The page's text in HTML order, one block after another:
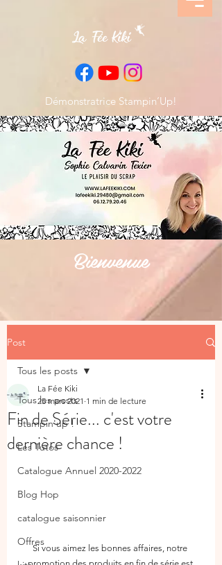
Démonstratrice Stampin’Up!
Bienvenue
Post
Tous les posts
Stampin'up !
Les Tutos
Catalogue Annuel 2020-2022
Blog Hop
catalogue saisonnier
Offres
Tous les posts
Fin de Série... c'est votre
dernière chance !
La Fée Kiki
25 mars 2021 1 min de lecture
Si vous aimez les bonnes affaires, notre